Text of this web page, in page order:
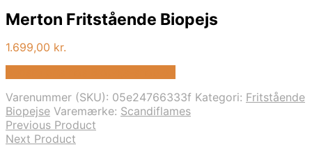
Merton Fritstående Biopejs
1.699,00 kr.
Varenummer (SKU): 05e24766333f Kategori: Fritstående
Biopejse Varemærke: Scandiflames
Previous Product
Next Product